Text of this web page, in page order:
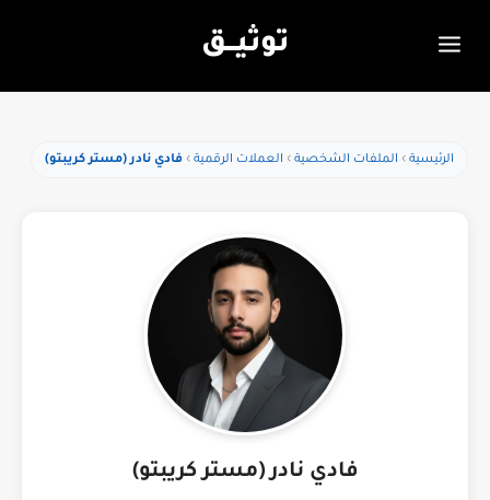
توثيـــق
الرئيسية الملفات الشخصية العملات الرقمية فادي نادر (مستر كريبتو)
فادي نادر (مستر كريبتو)